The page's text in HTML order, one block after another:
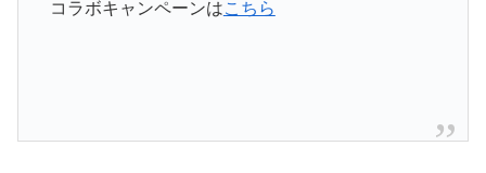
コラボキャンペーンはこちら